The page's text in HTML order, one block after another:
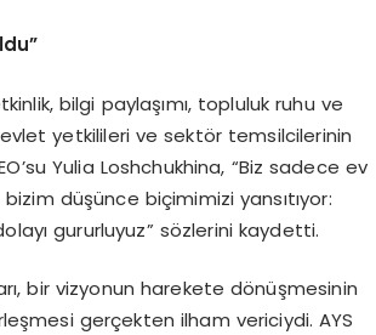
”
bilgi paylaşımı, topluluk ruhu ve
yetkilileri ve sektör temsilcilerinin
Yulia Loshchukhina, “Biz sadece ev
düşünce biçimimizi yansıtıyor:
gururluyuz” sözlerini kaydetti.
bir vizyonun harekete dönüşmesinin
gerçekten ilham vericiydi. AYS